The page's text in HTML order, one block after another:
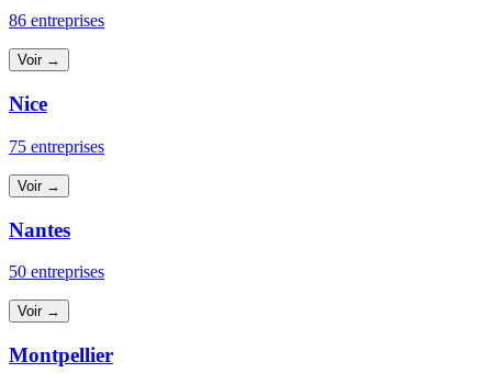
86 entreprises
Voir →
Nice
75 entreprises
Voir →
Nantes
50 entreprises
Voir →
Montpellier